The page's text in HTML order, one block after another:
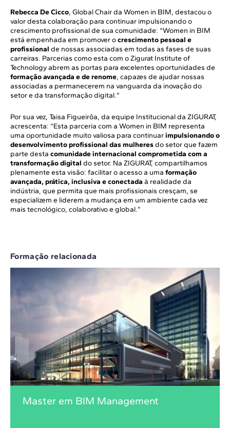
Rebecca De Cicco, Global Chair da Women in BIM, destacou o
valor desta colaboração para continuar impulsionando o
crescimento profissional de sua comunidade: “Women in BIM
está empenhada em promover ocrescimento pessoal e
profissional de nossas associadas em todas as fases de suas
carreiras. Parcerias como esta com o Zigurat Institute of
Technology abrem as portas para excelentes oportunidades de
formação avançada e de renome, capazes de ajudar nossas
associadas a permanecerem na vanguarda da inovação do
setor e da transformação digital.”
Por sua vez, Taisa Figueirôa, da equipe Institucional da ZIGURAT,
acrescenta: “Esta parceria com a Women in BIM representa
uma oportunidade muito valiosa para continuarimpulsionando o
desenvolvimento profissional das mulheresdo setor que fazem
parte desta comunidade internacional comprometida com a
transformação digital do setor. Na ZIGURAT, compartilhamos
plenamente esta visão: facilitar o acesso a uma formação
avançada, prática, inclusiva e conectada à realidade da
indústria, que permita que mais profissionais cresçam, se
especializem e liderem a mudança em um ambiente cada vez
mais tecnológico, colaborativo e global.”
Formação relacionada
Master em BIM Management